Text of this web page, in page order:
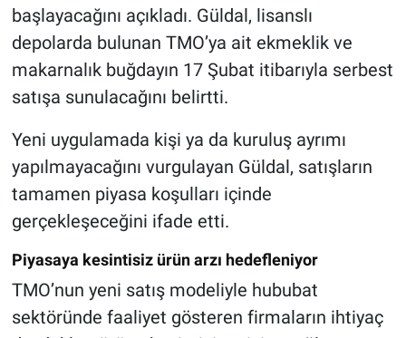
başlayacağını açıkladı. Güldal, lisanslı
depolarda bulunan TMO’ya ait ekmeklik ve
makarnalık buğdayın 17 Şubat itibarıyla serbest
satışa sunulacağını belirtti.
Yeni uygulamada kişi ya da kuruluş ayrımı
yapılmayacağını vurgulayan Güldal, satışların
tamamen piyasa koşulları içinde
gerçekleşeceğini ifade etti.
Piyasaya kesintisiz ürün arzı hedefleniyor
TMO’nun yeni satış modeliyle hububat
sektöründe faaliyet gösteren firmaların ihtiyaç